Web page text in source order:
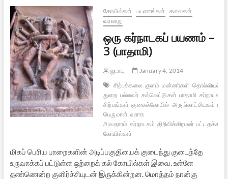
கோயில்கள் பயணங்கள்
கலைகள்
வரலாறு
ஒரு கர்நாடகப் பயணம் –
3 (பாதாமி)
ஜடாயு
January 4, 2014
சிற்பக்கலை குளம் மன்னர்கள் தொல்லியல்
துறை பல்லவர் கல்வெட்டுகள் பாதாமி கர்நாடகா
சிற்பங்கள் குகைக்கோயில் அருங்காட்சியகம்
பெருமாள் வராக
அவதாரம் கர்நாடகம் திரிவிக்கிரமன் பட்டதக்கல்
கோயில்கள்
மிகப் பெரிய பாறைகளின் அடிப்பகுதியைக் குடைந்து குடைந்தே
உருவாக்கப் பட்டுள்ள ஒற்றைக் கல் கோயில்கள் இவை. உள்ளே
தண்ணென்ற குளிர்ச்சியுடன் இருக்கின்றன. மொத்தம் நான்கு